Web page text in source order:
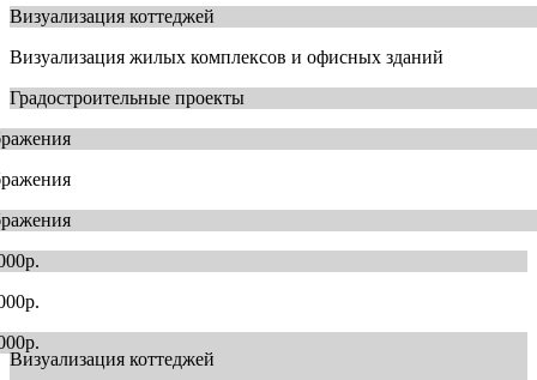
Визуализация коттеджей
Визуализация жилых комплексов и офисных зданий
Градостроительные проекты
Визуализация коттеджей